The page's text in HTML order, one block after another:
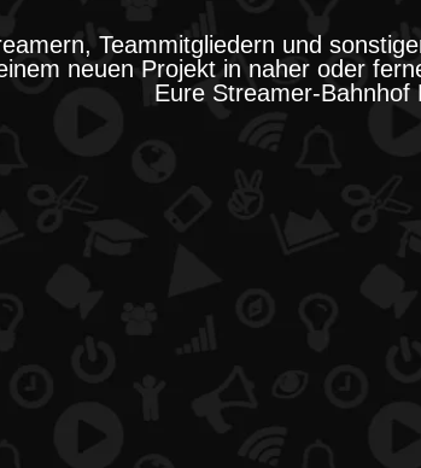
Teammitgliedern und
neuen Projekt in naher oder
Eure Streamer-Bahnhof